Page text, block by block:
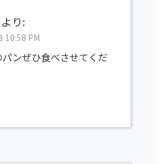
より:
10:58 PM
ンぜひ食べさせてくだ